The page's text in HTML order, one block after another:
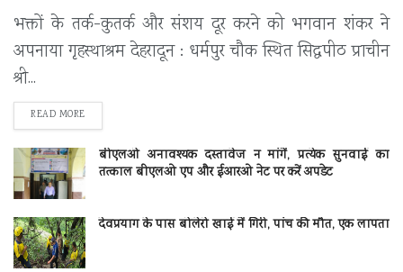
भक्तों के तर्क-कुतर्क और संशय दूर करने को भगवान शंकर ने
अपनाया गृहस्थाश्रम देहरादून : धर्मपुर चौक स्थित सिद्धपीठ प्राचीन
श्री...
READ MOREDETAILS
बीएलओ अनावश्यक दस्तावेज न मांगें, प्रत्येक सुनवाई का
तत्काल बीएलओ एप और ईआरओ नेट पर करें अपडेट
देवप्रयाग के पास बोलेरो खाई में गिरी, पांच की मौत, एक लापता